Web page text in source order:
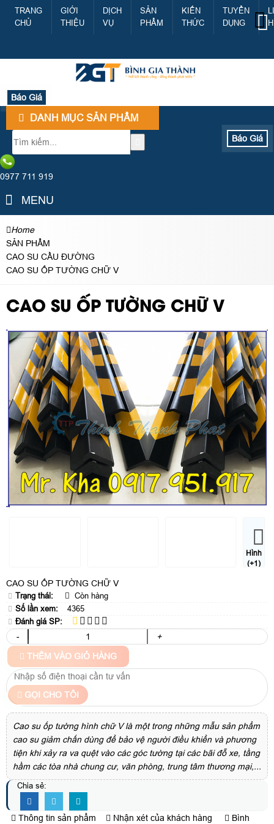
TRANG
CHỦ
GIỚI
THIỆU
DỊCH
VỤ
SẢN
PHẨM
KIẾN
THỨC
TUYỂN
DỤNG
Báo Giá
DANH MỤC SẢN PHẨM
Báo Giá
0977 711 919
MENU
Home
SẢN PHẨM
CAO SU CẦU ĐƯỜNG
CAO SU ỐP TƯỜNG CHỮ V
CAO SU ỐP TƯỜNG CHỮ V
Hình
(+1)
CAO SU ỐP TƯỜNG CHỮ V
Trạng thái:
Còn hàng
Số lần xem:
4365
Đánh giá SP:
-
+
THÊM VÀO GIỎ HÀNG
GỌI CHO TÔI
Cao su ốp tường hình chữ V là một trong những mẫu sản phẩm
cao su giảm chấn dùng để bảo vệ người điều khiển và phương
tiện khi xảy ra va quệt vào các góc tường tại các bãi đỗ xe, tầng
hầm các tòa nhà chung cư, văn phòng, trung tâm thương mại,...
Chia sẻ:
Thông tin sản phẩm Nhận xét của khách hàng
Bình